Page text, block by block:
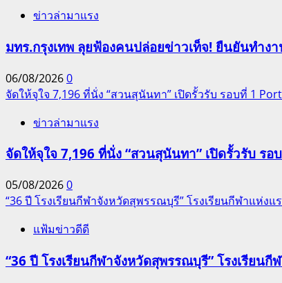
ข่าวล่ามาแรง
มทร.กรุงเทพ ลุยฟ้องคนปล่อยข่าวเท็จ! ยืนยันทำ
06/08/20260
จัดให้จุใจ 7,196 ที่นั่ง “สวนสุนันทา” เปิดรั้วรับ รอบที่ 1
ข่าวล่ามาแรง
จัดให้จุใจ 7,196 ที่นั่ง “สวนสุนันทา” เปิดรั้วรับ ร
05/08/20260
“36 ปี โรงเรียนกีฬาจังหวัดสุพรรณบุรี” โรงเรียนกีฬาแห่
แฟ้มข่าวดีดี
“36 ปี โรงเรียนกีฬาจังหวัดสุพรรณบุรี” โรงเรีย